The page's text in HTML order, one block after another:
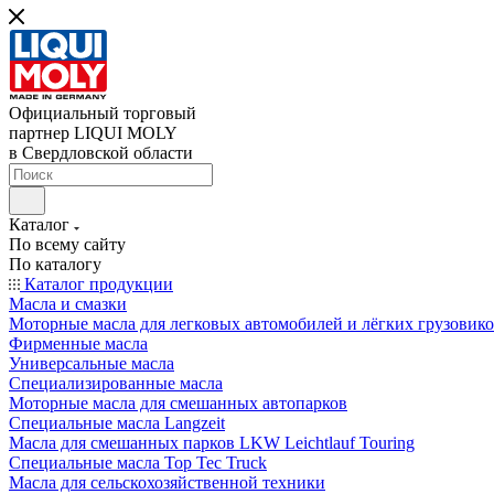
Официальный торговый
партнер LIQUI MOLY
в Свердловской области
Каталог
По всему сайту
По каталогу
Каталог продукции
Масла и смазки
Моторные масла для легковых автомобилей и лёгких
Фирменные масла
Универсальные масла
Специализированные масла
Моторные масла для смешанных автопарков
Специальные масла Langzeit
Масла для смешанных парков LKW Leichtlauf Touring
Специальные масла Top Tec Truck
Масла для сельскохозяйственной техники